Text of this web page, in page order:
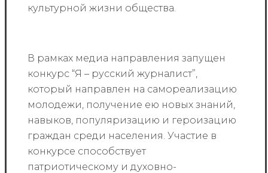
культурной жизни общества.
В рамках медиа направления запущен
конкурс “Я – русский журналист”,
который направлен на самореализацию
молодежи, получение ею новых знаний,
навыков, популяризацию и героизацию
граждан среди населения. Участие в
конкурсе способствует
патриотическому и духовно-